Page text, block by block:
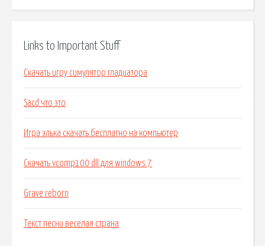
Links to Important Stuff
Скачать игру симулятор гладиатора
Sacd что это
Игра элька скачать бесплатно на компьютер
Скачать vcomp100 dll для windows 7
Grave reborn
Текст песни веселая страна